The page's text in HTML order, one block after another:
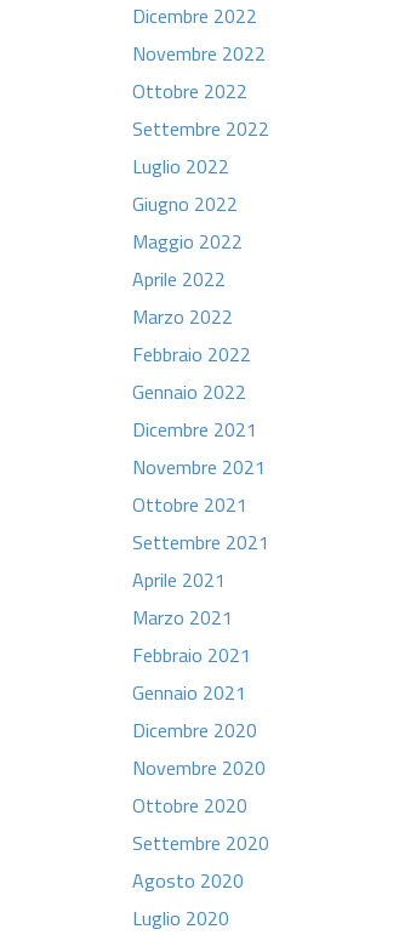
Dicembre 2022
Novembre 2022
Ottobre 2022
Settembre 2022
Luglio 2022
Giugno 2022
Maggio 2022
Aprile 2022
Marzo 2022
Febbraio 2022
Gennaio 2022
Dicembre 2021
Novembre 2021
Ottobre 2021
Settembre 2021
Aprile 2021
Marzo 2021
Febbraio 2021
Gennaio 2021
Dicembre 2020
Novembre 2020
Ottobre 2020
Settembre 2020
Agosto 2020
Luglio 2020